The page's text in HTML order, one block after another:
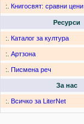
:. Книгосвят: сравни цени
Ресурси
:. Каталог за култура
:. Артзона
:. Писмена реч
За нас
:. Всичко за LiterNet